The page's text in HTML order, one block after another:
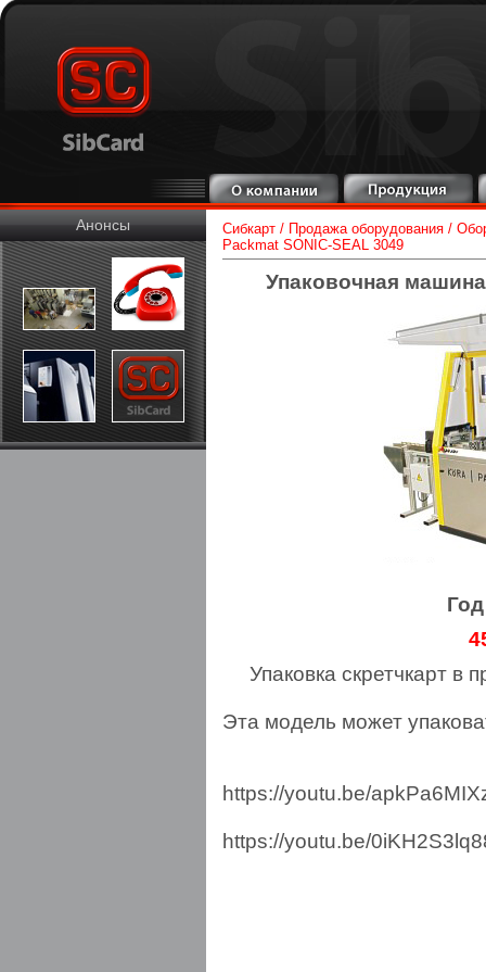
Анонсы Сибкарт / Продажа оборудования /
Packmat SONIC-SEAL 3049
Упаковочная
Упаковка скретчкарт в
Эта модель может
https://youtu.be/
https://youtu.be/